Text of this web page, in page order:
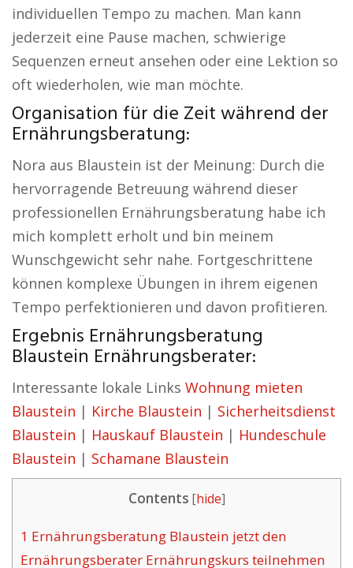
individuellen Tempo zu machen. Man kann
jederzeit eine Pause machen, schwierige
Sequenzen erneut ansehen oder eine Lektion so
oft wiederholen, wie man möchte.
Organisation für die Zeit während der
Ernährungsberatung:
Nora aus Blaustein ist der Meinung: Durch die
hervorragende Betreuung während dieser
professionellen Ernährungsberatung habe ich
mich komplett erholt und bin meinem
Wunschgewicht sehr nahe. Fortgeschrittene
können komplexe Übungen in ihrem eigenen
Tempo perfektionieren und davon profitieren.
Ergebnis Ernährungsberatung
Blaustein Ernährungsberater:
Interessante lokale Links Wohnung mieten
Blaustein | Kirche Blaustein | Sicherheitsdienst
Blaustein | Hauskauf Blaustein | Hundeschule
Blaustein | Schamane Blaustein
Contents [hide]
1 Ernährungsberatung Blaustein jetzt den
Ernährungsberater Ernährungskurs teilnehmen